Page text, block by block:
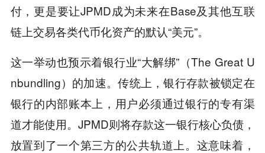
付，更是要让JPMD成为未来在Base及其他互联
链上交易各类代币化资产的默认“美元”。
这一举动也预示着银行业“大解绑”（The Great U
nbundling）的加速。传统上，银行存款被锁定在
银行的内部账本上，用户必须通过银行的专有渠
道才能使用。JPMD则将存款这一银行核心负债，
放置到了一个第三方的公共轨道上。这意味着，